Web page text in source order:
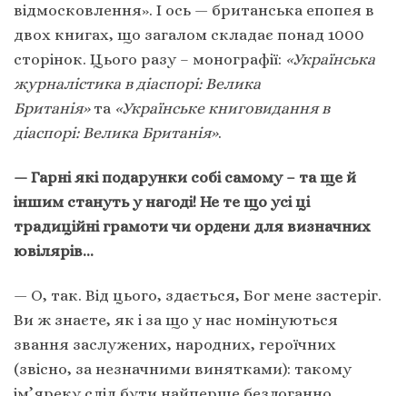
відмосковлення». І ось — британська епопея в
двох книгах, що загалом складає понад 1000
сторінок. Цього разу – монографії: «Українська
журналістика в діаспорі: Велика
Британія»та «Українське книговидання в
діаспорі: Велика Британія».
— Гарні які подарунки собі самому – та ще й
іншим стануть у нагоді! Не те що усі ці
традиційні грамоти чи ордени для визначних
ювілярів…
— О, так. Від цього, здається, Бог мене застеріг.
Ви ж знаєте, як і за що у нас номінуються
звання заслужених, народних, героїчних
(звісно, за незначними винятками): такому